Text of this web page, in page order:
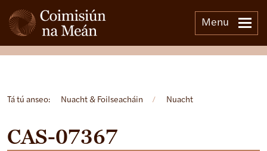
Menu
Tá tú anseo: Nuacht & Foilseacháin / Nuacht
CAS-07367
Open side menu